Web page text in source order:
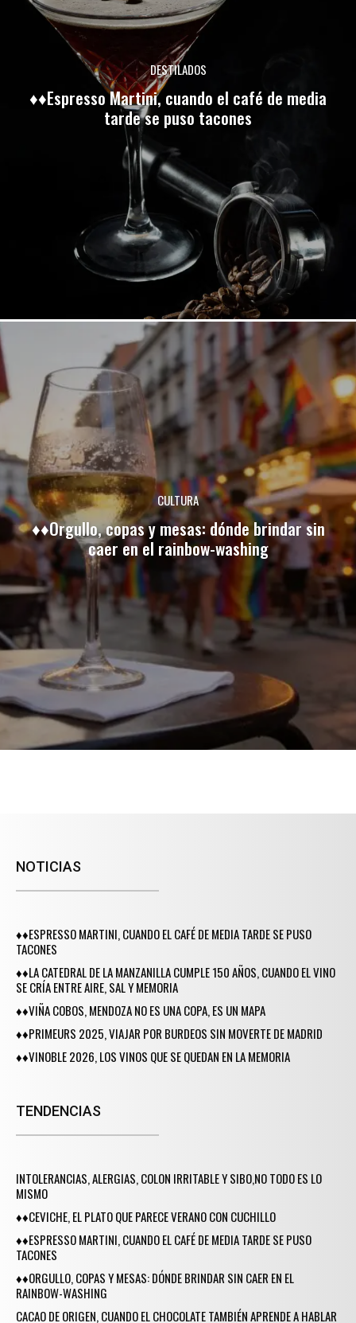
DESTILADOS
♦♦Espresso Martini, cuando el café de media
tarde se puso tacones
CULTURA
♦♦Orgullo, copas y mesas: dónde brindar sin
caer en el rainbow-washing
NOTICIAS
♦♦ESPRESSO MARTINI, CUANDO EL CAFÉ DE MEDIA TARDE SE PUSO
TACONES
♦♦LA CATEDRAL DE LA MANZANILLA CUMPLE 150 AÑOS, CUANDO EL VINO
SE CRÍA ENTRE AIRE, SAL Y MEMORIA
♦♦VIÑA COBOS, MENDOZA NO ES UNA COPA, ES UN MAPA
♦♦PRIMEURS 2025, VIAJAR POR BURDEOS SIN MOVERTE DE MADRID
♦♦VINOBLE 2026, LOS VINOS QUE SE QUEDAN EN LA MEMORIA
TENDENCIAS
INTOLERANCIAS, ALERGIAS, COLON IRRITABLE Y SIBO,NO TODO ES LO
MISMO
♦♦CEVICHE, EL PLATO QUE PARECE VERANO CON CUCHILLO
♦♦ESPRESSO MARTINI, CUANDO EL CAFÉ DE MEDIA TARDE SE PUSO
TACONES
♦♦ORGULLO, COPAS Y MESAS: DÓNDE BRINDAR SIN CAER EN EL
RAINBOW-WASHING
CACAO DE ORIGEN, CUANDO EL CHOCOLATE TAMBIÉN APRENDE A HABLAR